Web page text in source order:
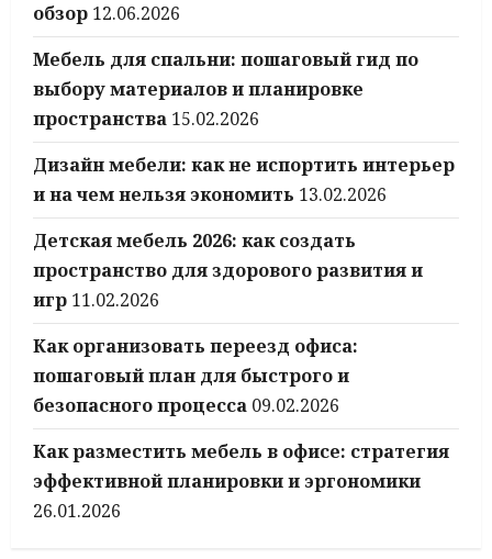
обзор 12.06.2026
Мебель для спальни: пошаговый гид по
выбору материалов и планировке
пространства 15.02.2026
Дизайн мебели: как не испортить интерьер
и на чем нельзя экономить 13.02.2026
Детская мебель 2026: как создать
пространство для здорового развития и
игр 11.02.2026
Как организовать переезд офиса:
пошаговый план для быстрого и
безопасного процесса 09.02.2026
Как разместить мебель в офисе: стратегия
эффективной планировки и эргономики
26.01.2026